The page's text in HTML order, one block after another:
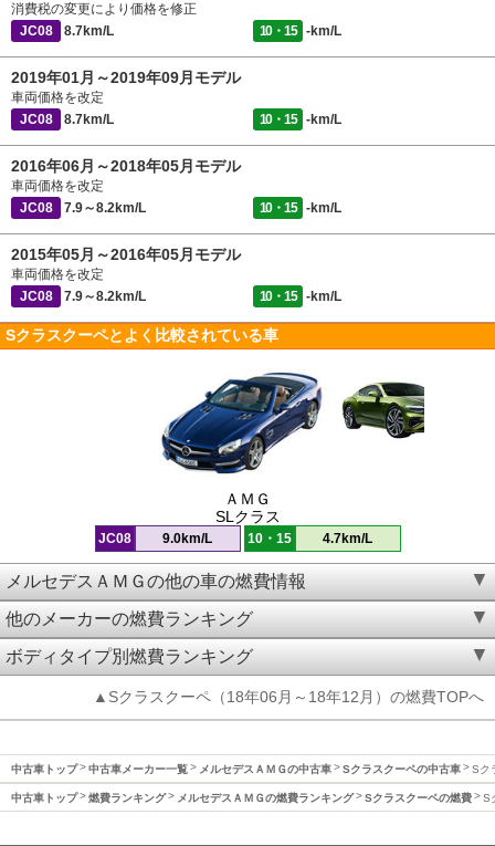
消費税の変更により価格を修正
JC08
8.7km/L 10・15 -km/L
2019年01月～2019年09月モデル
車両価格を改定
JC08
8.7km/L 10・15 -km/L
2016年06月～2018年05月モデル
車両価格を改定
JC08
7.9～8.2km/L 10・15 -km/L
2015年05月～2016年05月モデル
車両価格を改定
JC08
7.9～8.2km/L 10・15 -km/L
Sクラスクーペとよく比較されている車
ＡＭＧ
SLクラス
JC08 9.0km/L 10・15 4.7km/L
メルセデスＡＭＧの他の車の燃費情報
他のメーカーの燃費ランキング
ボディタイプ別燃費ランキング
▲Sクラスクーペ（18年06月～18年12月）の燃費TOPへ
中古車トップ 中古車メーカー一覧 メルセデスＡＭＧの中古車 Sクラスクーペの中古車 Sク
中古車トップ 燃費ランキング メルセデスＡＭＧの燃費ランキング Sクラスクーペの燃費 S